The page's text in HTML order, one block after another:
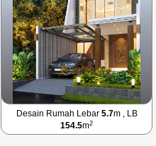
Desain Rumah Lebar 5.7m , LB
154.5m2